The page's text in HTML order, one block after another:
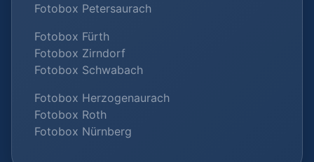
Fotobox Petersaurach
Fotobox Fürth
Fotobox Zirndorf
Fotobox Schwabach
Fotobox Herzogenaurach
Fotobox Roth
Fotobox Nürnberg